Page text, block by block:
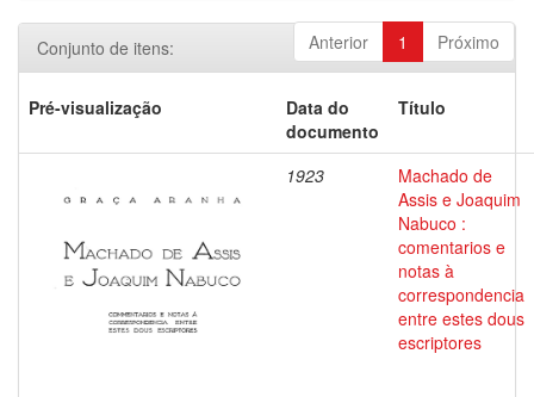
Anterior 1 Próximo
Conjunto de itens:
Pré-visualização
Data do
documento
Título
1923
Machado de
Assis e Joaquim
Nabuco :
comentarios e
notas à
correspondencia
entre estes dous
escriptores